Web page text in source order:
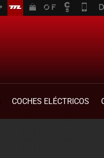
COCHES ELÉCTRICOS